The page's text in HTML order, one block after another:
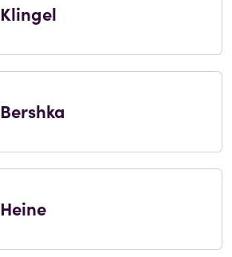
Klingel
Bershka
Heine